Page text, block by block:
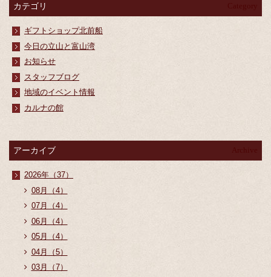
カテゴリ
ギフトショップ北前船
今日の立山と富山湾
お知らせ
スタッフブログ
地域のイベント情報
カルナの館
アーカイブ
2026年（37）
08月（4）
07月（4）
06月（4）
05月（4）
04月（5）
03月（7）